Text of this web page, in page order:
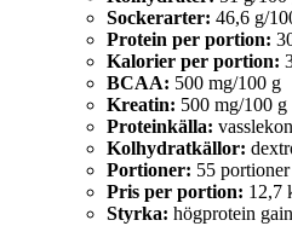
Sockerarter: 46,6 g/
Protein per portion:
Kalorier per portion:
BCAA: 500 mg/100 g
Kreatin: 500 mg/100 g
Proteinkälla:
Kolhydratkällor:
Portioner: 55 portioner
Pris per portion: 12,7
Styrka: högprotein